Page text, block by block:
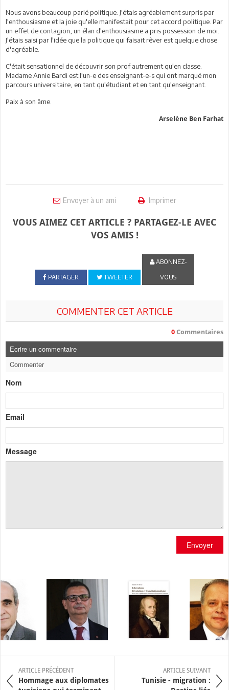
Nous avons beaucoup parlé politique. J'étais agréablement surpris par
l'enthousiasme et la joie qu'elle manifestait pour cet accord politique. Par
un effet de contagion, un élan d'enthousiasme a pris possession de moi.
J'étais saisi par l'idée que la politique qui faisait rêver est quelque chose
d'agréable.
C'était sensationnel de découvrir son prof autrement qu'en classe.
Madame Annie Bardi est l'un-e des enseignant-e-s qui ont marqué mon
parcours universitaire, en tant qu'étudiant et en tant qu'enseignant.
Paix à son âme.
Arselène Ben Farhat
Envoyer à un ami Imprimer
VOUS AIMEZ CET ARTICLE ? PARTAGEZ-LE AVEC
VOS AMIS !
PARTAGER TWEETER
ABONNEZ-
VOUS
COMMENTER CET ARTICLE
0 Commentaires
Ecrire un commentaire
Commenter
Nom
Email
Message
Envoyer
ARTICLE PRÉCÉDENT
Hommage aux diplomates
ARTICLE SUIVANT
Tunisie - migration :